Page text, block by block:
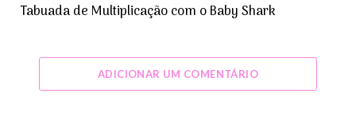
Tabuada de Multiplicação com o Baby Shark
ADICIONAR UM COMENTÁRIO